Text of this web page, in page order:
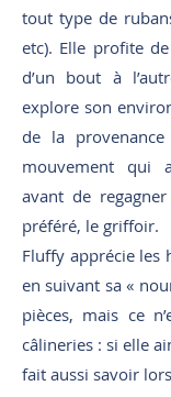
tout type de
etc). Elle profite
d’un bout à
explore son
de la
mouvement qui
avant de
préféré, le griffoir.
Fluffy apprécie les
en suivant sa «
pièces, mais ce
câlineries : si elle
fait aussi savoir